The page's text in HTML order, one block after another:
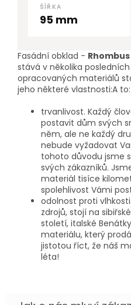
ŠÍŘKA
95 mm
Fasádní obklad - Rhombus
stává v několika
opracovaných materiálů
jeho některé vlastnosti:A to:
trvanlivost. Každý
postavit dům svých
něm, ale ne každý
nebude vyžadovat
tohoto důvodu jsme
svých zákazníků.
materiál tisíce
spolehlivost Vámi
odolnost proti
zdrojů, stojí na
století, italské
materiálu, který
jistotou říct, že náš
léta!